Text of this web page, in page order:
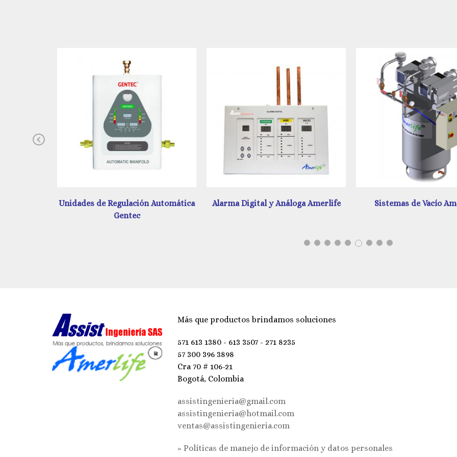
Previous
Alarma Digital y Análoga Amerlife Sistemas de Vacío Amerlife Unidad de Regulación
Más que productos brindamos soluciones
571 613 1380 - 613 3507 - 271 8235
57 300 396 3898
Cra 70 # 106-21
Bogotá, Colombia
assistingenieria@gmail.com
assistingenieria@hotmail.com
ventas@assistingenieria.com
» Políticas de manejo de información y datos personales